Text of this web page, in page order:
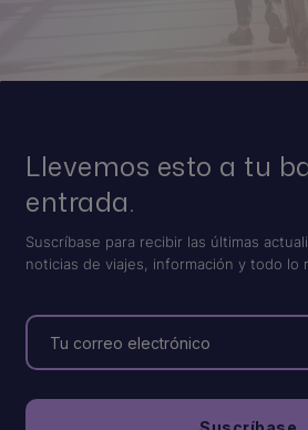
Llevemos esto a tu
entrada.
Suscríbase para recibir las últimas
noticias de viajes, información y todo lo